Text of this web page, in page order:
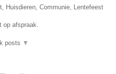
Huisdieren, Communie, Lentefeest
op afspraak.
posts ▼